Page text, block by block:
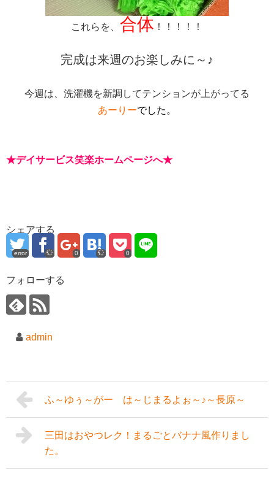
これらを、 合体 ！！！！！
完成は来週のお楽しみに～♪
今週は、洗濯機を新調してテンションが上がってる
あーりーでした。
★デイサービス笑楽ホームページへ★
シェアする
error 0 0
フォローする
admin
ふ～ゆぅ～がー は～じまるよぉ～♪～長原～
三田はおやつレク！まるごとバナナ風作りまし
た。